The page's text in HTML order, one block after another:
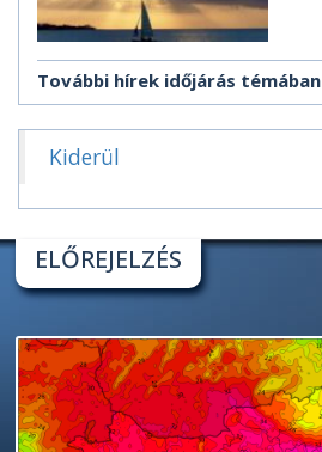
További hírek időjárás témában
Kiderül
ELŐREJELZÉS